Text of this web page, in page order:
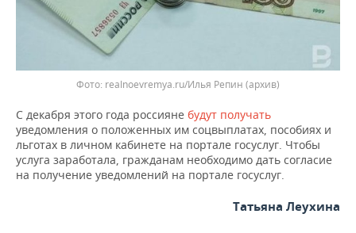
ONLINE-КОНФЕРЕНЦИИ
ОТКРЫТАЯ ЛЕКЦИЯ
ХОККЕЙ
БАСКЕТБОЛ
ВОЛЕЙБОЛ
КИБЕРСПОРТ
ФИГУРНОЕ КАТАНИЕ
ВЛАСТЬ
ИНФРАСТРУКТУРА
ИСТОРИЯ
КУЛЬТУРА
МЕДИЦИНА
СЮЖЕТЫ
СПРАВОЧНИК
СПИСОК ПЕРСОН
СПИСОК КОМПАНИЙ
ПОЛНАЯ ВЕРСИЯrealnoevremya.ru/Илья Репин (архив)
С декабря этого года россияне будут получать
уведомления о положенных им соцвыплатах, пособиях и
льготах в личном кабинете на портале госуслуг. Чтобы
услуга заработала, гражданам необходимо дать согласие
на получение уведомлений на портале госуслуг.
Татьяна Леухина